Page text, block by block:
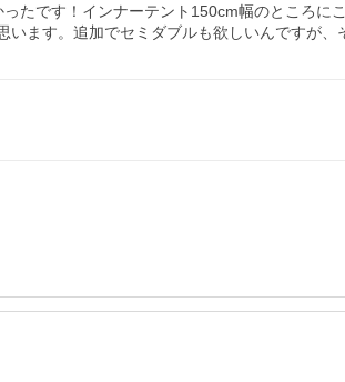
です！インナーテント150cm幅のところに
ます。追加でセミダブルも欲しいんですが